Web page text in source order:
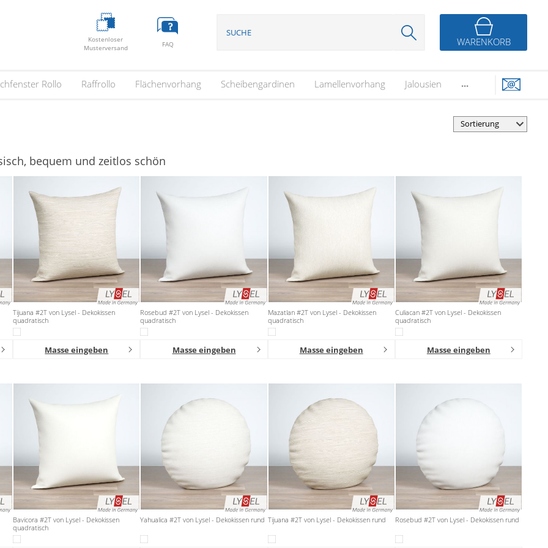
Kostenloser
Musterversand
FAQ WARENKORB
Rollo Raffrollo Flächenvorhang Scheibengardinen Lamellenvorhang Jalousien ...
bequem und zeitlos schön
Tijuana #2T von Lysel - Dekokissen
quadratisch
Masse eingeben
Rosebud #2T von Lysel - Dekokissen
quadratisch
Masse eingeben
Mazatlan #2T von Lysel - Dekokissen
quadratisch
Masse eingeben
Culiacan #2T von Lysel - Dekokissen
quadratisch
Masse eingeben
Bavicora #2T von Lysel - Dekokissen
quadratisch
Yahualica #2T von Lysel - Dekokissen rund Tijuana #2T von Lysel - Dekokissen rund Rosebud #2T von Lysel - Dekokissen rund